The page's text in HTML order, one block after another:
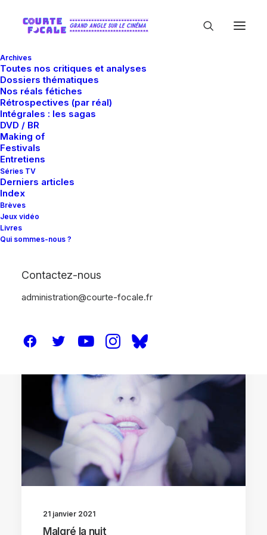
Archives
Toutes nos critiques et analyses
Dossiers thématiques
Nos réals fétiches
Rétrospectives (par réal)
Intégrales : les sagas
DVD / BR
Making of
Festivals
Entretiens
Séries TV
Derniers articles
Index
Brèves
Jeux vidéo
Livres
Qui sommes-nous ?
Contactez-nous
administration@courte-focale.fr
21 janvier 2021
Malgré la nuit